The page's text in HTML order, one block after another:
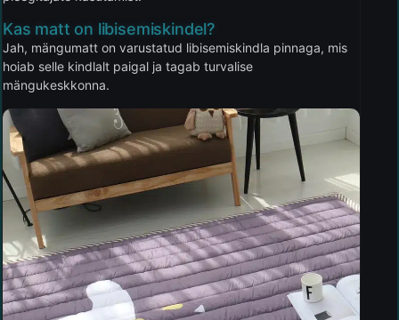
Kas matt on libisemiskindel?
Jah, mängumatt on varustatud libisemiskindla pinnaga, mis
hoiab selle kindlalt paigal ja tagab turvalise
mängukeskkonna.